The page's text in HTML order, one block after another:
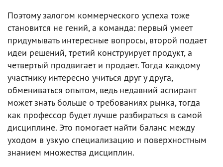
Поэтому залогом коммерческого успеха тоже
становится не гений, а команда: первый умеет
придумывать интересные вопросы, второй подает
идеи решений, третий конструирует продукт, а
четвертый продвигает и продает. Тогда каждому
участнику интересно учиться друг у друга,
обмениваться опытом, ведь недавний аспирант
может знать больше о требованиях рынка, тогда
как профессор будет лучше разбираться в самой
дисциплине. Это помогает найти баланс между
уходом в узкую специализацию и поверхностным
знанием множества дисциплин.